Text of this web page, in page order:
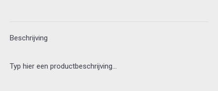
Beschrijving
Typ hier een productbeschrijving…